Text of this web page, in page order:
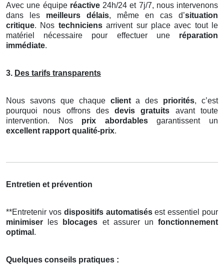
Avec une équipe réactive24h/24 et 7j/7, nous intervenons
dans les meilleurs délais, même en cas d’situation
critique. Nos techniciensarrivent sur place avec tout le
matériel nécessaire pour effectuer une réparation
immédiate.
3. Des tarifs transparents
Nous savons que chaque clienta des priorités, c’est
pourquoi nous offrons desdevis gratuits avant toute
intervention. Nos prix abordablesgarantissent un
excellent rapport qualité-prix.
Entretien et prévention
**Entretenir vos dispositifs automatisésest essentiel pour
minimiser les blocages et assurer unfonctionnement
optimal .
Quelques conseils pratiques :